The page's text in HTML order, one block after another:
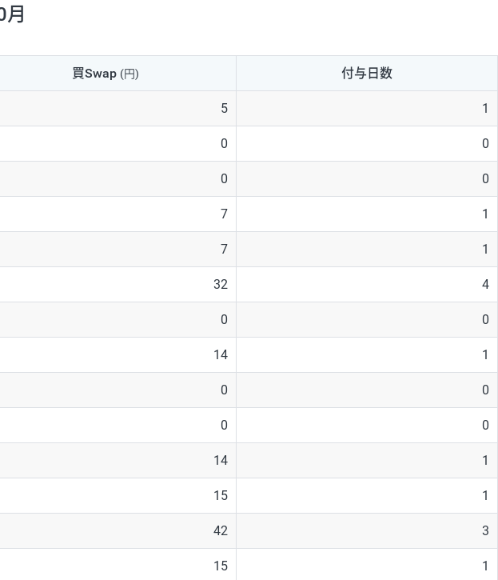
円
円
円
買Swap (円) 付与日数
5 1
0 0
0 0
7 1
7 1
32 4
0 0
14 1
0 0
0 0
14 1
15 1
42 3
15 1